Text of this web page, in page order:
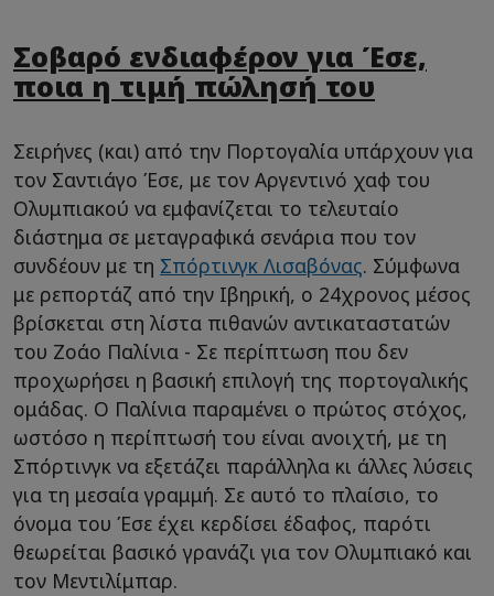
Σοβαρό ενδιαφέρον για Έσε,
ποια η τιμή πώλησή του
Σειρήνες (και) από την Πορτογαλία υπάρχουν για
τον Σαντιάγο Έσε, με τον Αργεντινό χαφ του
Ολυμπιακού να εμφανίζεται το τελευταίο
διάστημα σε μεταγραφικά σενάρια που τον
συνδέουν με τη Σπόρτινγκ Λισαβόνας. Σύμφωνα
με ρεπορτάζ από την Ιβηρική, ο 24χρονος μέσος
βρίσκεται στη λίστα πιθανών αντικαταστατών
του Ζοάο Παλίνια - Σε περίπτωση που δεν
προχωρήσει η βασική επιλογή της πορτογαλικής
ομάδας. Ο Παλίνια παραμένει ο πρώτος στόχος,
ωστόσο η περίπτωσή του είναι ανοιχτή, με τη
Σπόρτινγκ να εξετάζει παράλληλα κι άλλες λύσεις
για τη μεσαία γραμμή. Σε αυτό το πλαίσιο, το
όνομα του Έσε έχει κερδίσει έδαφος, παρότι
θεωρείται βασικό γρανάζι για τον Ολυμπιακό και
τον Μεντιλίμπαρ.